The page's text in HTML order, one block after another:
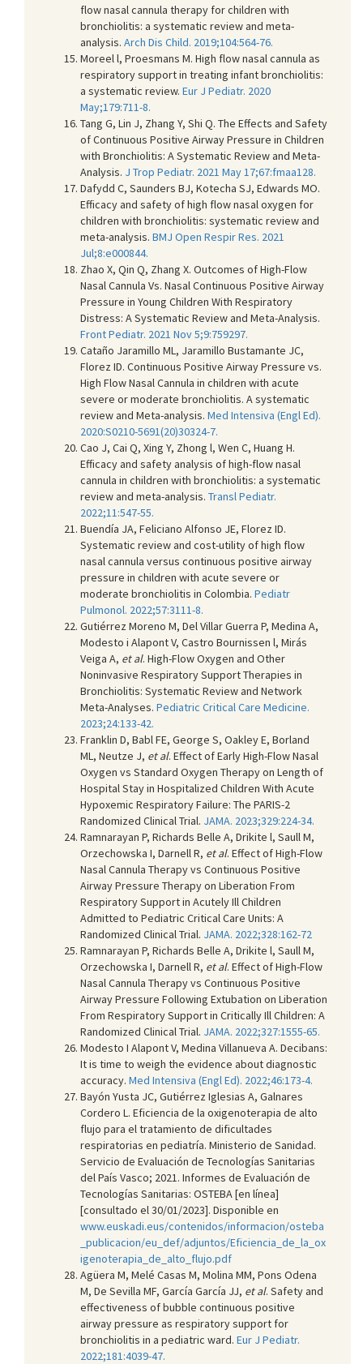
flow nasal cannula therapy for children with
bronchiolitis: a systematic review and meta-
analysis. Arch Dis Child. 2019;104:564-76.
Moreel l, Proesmans M. High flow nasal cannula as
respiratory support in treating infant bronchiolitis:
a systematic review. Eur J Pediatr. 2020
May;179:711-8.
Tang G, Lin J, Zhang Y, Shi Q. The Effects and Safety
of Continuous Positive Airway Pressure in Children
with Bronchiolitis: A Systematic Review and Meta-
Analysis. J Trop Pediatr. 2021 May 17;67:fmaa128.
Dafydd C, Saunders BJ, Kotecha SJ, Edwards MO.
Efficacy and safety of high flow nasal oxygen for
children with bronchiolitis: systematic review and
meta-analysis. BMJ Open Respir Res. 2021
Jul;8:e000844.
Zhao X, Qin Q, Zhang X. Outcomes of High-Flow
Nasal Cannula Vs. Nasal Continuous Positive Airway
Pressure in Young Children With Respiratory
Distress: A Systematic Review and Meta-Analysis.
Front Pediatr. 2021 Nov 5;9:759297.
Cataño Jaramillo ML, Jaramillo Bustamante JC,
Florez ID. Continuous Positive Airway Pressure vs.
High Flow Nasal Cannula in children with acute
severe or moderate bronchiolitis. A systematic
review and Meta-analysis. Med Intensiva (Engl Ed).
2020:S0210-5691(20)30324-7.
Cao J, Cai Q, Xing Y, Zhong l, Wen C, Huang H.
Efficacy and safety analysis of high-flow nasal
cannula in children with bronchiolitis: a systematic
review and meta-analysis. Transl Pediatr.
2022;11:547-55.
Buendía JA, Feliciano Alfonso JE, Florez ID.
Systematic review and cost-utility of high flow
nasal cannula versus continuous positive airway
pressure in children with acute severe or
moderate bronchiolitis in Colombia. Pediatr
Pulmonol. 2022;57:3111-8.
Gutiérrez Moreno M, Del Villar Guerra P, Medina A,
Modesto i Alapont V, Castro Bournissen l, Mirás
Veiga A, et al. High-Flow Oxygen and Other
Noninvasive Respiratory Support Therapies in
Bronchiolitis: Systematic Review and Network
Meta-Analyses. Pediatric Critical Care Medicine.
2023;24:133-42.
Franklin D, Babl FE, George S, Oakley E, Borland
ML, Neutze J, et al. Effect of Early High-Flow Nasal
Oxygen vs Standard Oxygen Therapy on Length of
Hospital Stay in Hospitalized Children With Acute
Hypoxemic Respiratory Failure: The PARIS-2
Randomized Clinical Trial. JAMA. 2023;329:224-34.
Ramnarayan P, Richards Belle A, Drikite l, Saull M,
Orzechowska I, Darnell R, et al. Effect of High-Flow
Nasal Cannula Therapy vs Continuous Positive
Airway Pressure Therapy on Liberation From
Respiratory Support in Acutely Ill Children
Admitted to Pediatric Critical Care Units: A
Randomized Clinical Trial. JAMA. 2022;328:162-72
Ramnarayan P, Richards Belle A, Drikite l, Saull M,
Orzechowska I, Darnell R, et al. Effect of High-Flow
Nasal Cannula Therapy vs Continuous Positive
Airway Pressure Following Extubation on Liberation
From Respiratory Support in Critically Ill Children: A
Randomized Clinical Trial. JAMA. 2022;327:1555-65.
Modesto I Alapont V, Medina Villanueva A. Decibans:
It is time to weigh the evidence about diagnostic
accuracy. Med Intensiva (Engl Ed). 2022;46:173-4.
Bayón Yusta JC, Gutiérrez Iglesias A, Galnares
Cordero L. Eficiencia de la oxigenoterapia de alto
flujo para el tratamiento de dificultades
respiratorias en pediatría. Ministerio de Sanidad.
Servicio de Evaluación de Tecnologías Sanitarias
del País Vasco; 2021. Informes de Evaluación de
Tecnologías Sanitarias: OSTEBA [en línea]
[consultado el 30/01/2023]. Disponible en
www.euskadi.eus/contenidos/informacion/osteba
_publicacion/eu_def/adjuntos/Eficiencia_de_la_ox
igenoterapia_de_alto_flujo.pdf
Agüera M, Melé Casas M, Molina MM, Pons Odena
M, De Sevilla MF, García García JJ, et al. Safety and
effectiveness of bubble continuous positive
airway pressure as respiratory support for
bronchiolitis in a pediatric ward. Eur J Pediatr.
2022;181:4039-47.